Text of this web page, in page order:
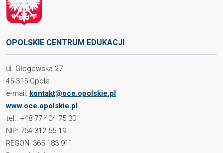
OPOLSKIE CENTRUM EDUKACJI
ul. Głogowska 27
45-315 Opole
e-mail: kontakt@oce.opolskie.pl
www.oce.opolskie.pl
tel.: +48 77 404 75 30
NIP: 754 312 55 19
REGON: 365 183 911